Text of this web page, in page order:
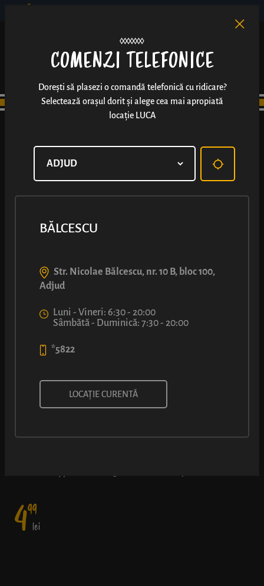
COVRIG CU UMPLUTURĂ CU
VIȘINE
499
lei
COMENZI TELEFONICE
Dorești să plasezi o comandă telefonică cu ridicare?
Selectează orașul dorit și alege cea mai apropiată
locație LUCA
BĂLCESCU
Str. Nicolae Bălcescu, nr. 10 B, bloc 100,
Adjud
Luni - Vineri: 6:30 - 20:00
Sâmbătă - Duminică: 7:30 - 20:00
*5822
LOCAȚIE CURENTĂ